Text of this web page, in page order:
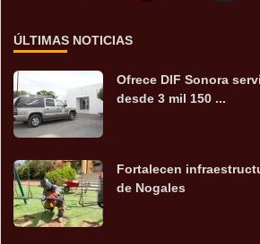
ÚLTIMAS NOTICIAS
Ofrece DIF Sonora
desde 3 mil 150 ...
Fortalecen
de Nogales